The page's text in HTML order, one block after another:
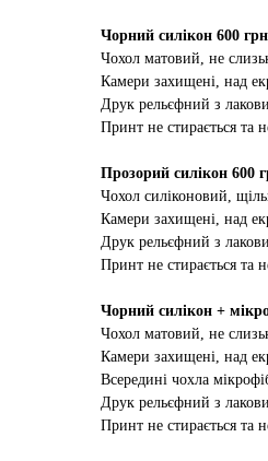
Чорний силікон 600 грн
Чохол матовий, не
Камери захищені, над
Друк рельєфний з
Принт не стирається та
Прозорий силікон 600
Чохол силіконовий,
Камери захищені, над
Друк рельєфний з
Принт не стирається та
Чорний силікон +
Чохол матовий, не
Камери захищені, над
Всередині чохла
Друк рельєфний з
Принт не стирається та